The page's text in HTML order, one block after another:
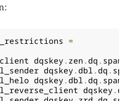
=
dqskey
. zen.dq.
dqskey
.dbl.dq.
dqskey
.dbl.dq.
dqskey
.